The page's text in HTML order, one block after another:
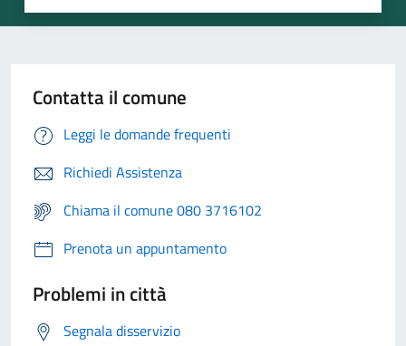
Contatta il comune
Leggi le domande frequenti
Richiedi Assistenza
Chiama il comune 080 3716102
Prenota un appuntamento
Problemi in città
Segnala disservizio